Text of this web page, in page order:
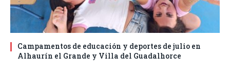
Campamentos de educación y deportes de julio en
Alhaurín el Grande y Villa del Guadalhorce